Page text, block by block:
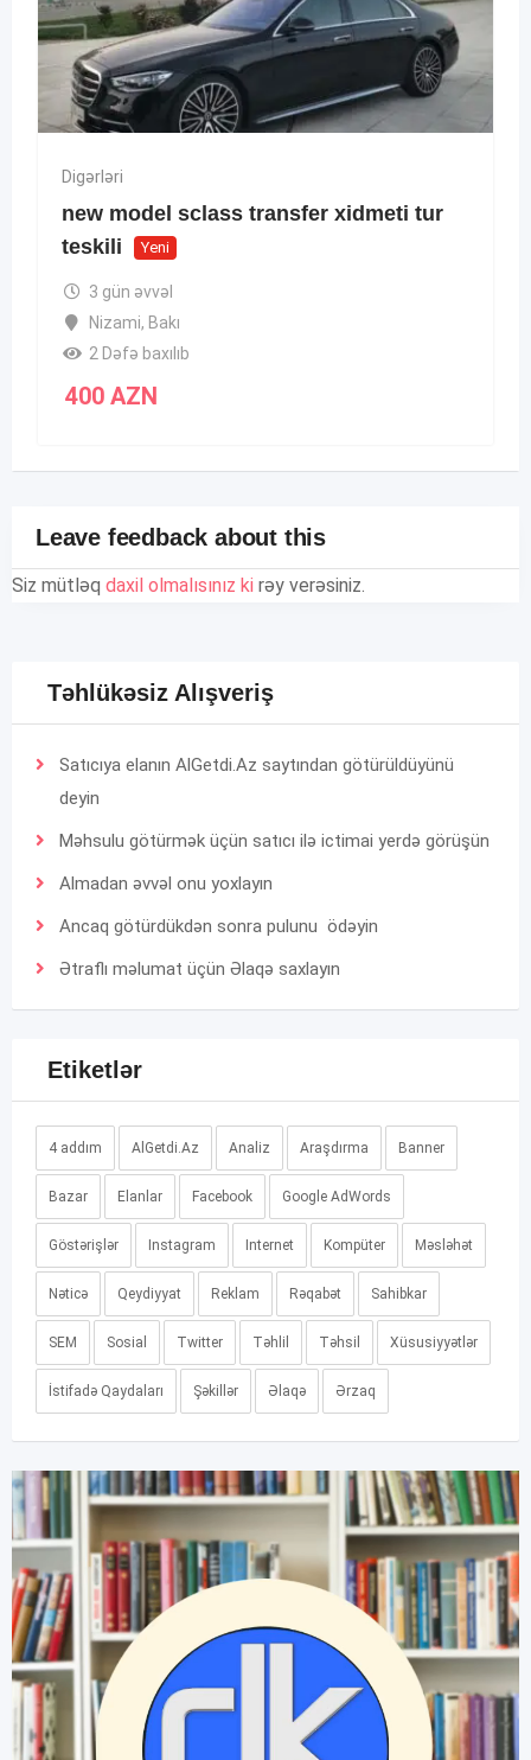
Digərləri
new model sclass transfer xidmeti tur
teskili
Yeni
3 gün əvvəl
Nizami, Bakı
2 Dəfə baxılıb
400 AZN
Leave feedback about this
Siz mütləq daxil olmalısınız ki rəy verəsiniz.
Təhlükəsiz Alışveriş
Satıcıya elanın AlGetdi.Az saytından götürüldüyünü
deyin
Məhsulu götürmək üçün satıcı ilə ictimai yerdə görüşün
Almadan əvvəl onu yoxlayın
Ancaq götürdükdən sonra pulunu ödəyin
Ətraflı məlumat üçün Əlaqə saxlayın
Etiketlər
4 addım AlGetdi.Az Analiz Araşdırma Banner
Bazar Elanlar Facebook Google AdWords
Göstərişlər Instagram Internet Kompüter Məsləhət
Nəticə Qeydiyyat Reklam Rəqabət Sahibkar
SEM Sosial Twitter Təhlil Təhsil Xüsusiyyətlər
İstifadə Qaydaları Şəkillər Əlaqə Ərzaq